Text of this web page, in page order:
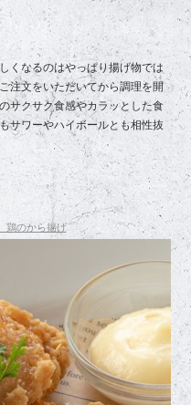
くなるのはやっぱり揚げ物では
注文をいただいてから調理を開
サクサク食感やカラッとした食
サワーやハイボールとも相性抜
鶏のから揚げ